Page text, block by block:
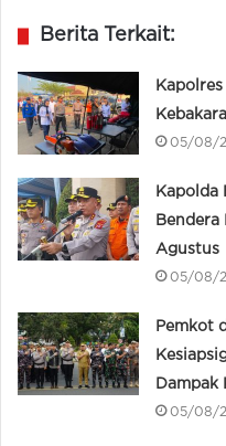
Berita Terkait:
05/08/
Kapolda
Bendera
Agustus
05/08/
Pemkot
Dampak
05/08/